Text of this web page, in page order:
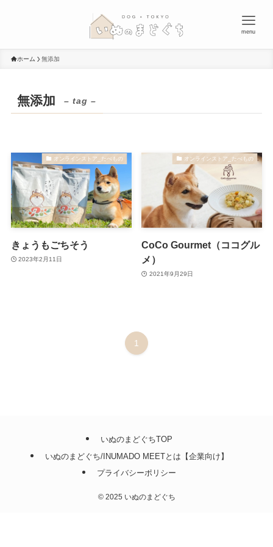
menu
ホーム 無添加
無添加 – tag –
オンラインストア_たべもの
きょうもごちそう
2023年2月11日
オンラインストア_たべもの
CoCo Gourmet（ココグル
メ）
2021年9月29日
1
いぬのまどぐちTOP
いぬのまどぐち/INUMADO MEETとは【企業向け】
プライバシーポリシー
©2025 いぬのまどぐち